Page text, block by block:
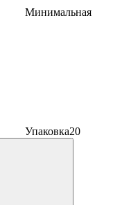
Минимальная
Упаковка20